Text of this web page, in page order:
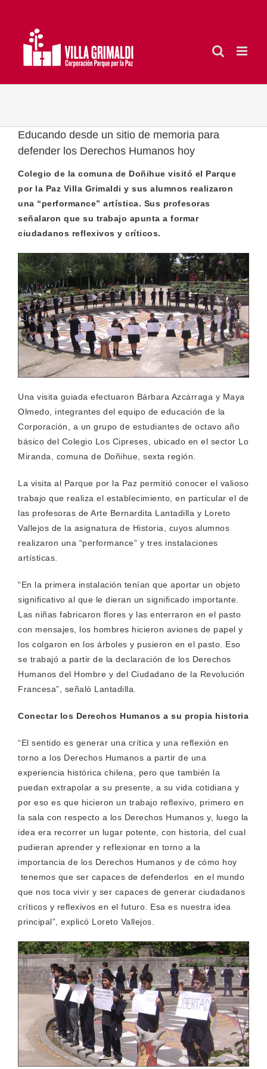
contenido
Educando desde un sitio de memoria para
defender los Derechos Humanos hoy
Colegio de la comuna de Doñihue visitó el Parque
por la Paz Villa Grimaldi y sus alumnos realizaron
una “performance” artística. Sus profesoras
señalaron que su trabajo apunta a formar
ciudadanos reflexivos y críticos.
Una visita guiada efectuaron Bárbara Azcárraga y Maya
Olmedo, integrantes del equipo de educación de la
Corporación, a un grupo de estudiantes de octavo año
básico del Colegio Los Cipreses, ubicado en el sector Lo
Miranda, comuna de Doñihue, sexta región.
La visita al Parque por la Paz permitió conocer el valioso
trabajo que realiza el establecimiento, en particular el de
las profesoras de Arte Bernardita Lantadilla y Loreto
Vallejos de la asignatura de Historia, cuyos alumnos
realizaron una “performance” y tres instalaciones
artísticas.
“En la primera instalación tenían que aportar un objeto
significativo al que le dieran un significado importante.
Las niñas fabricaron flores y las enterraron en el pasto
con mensajes, los hombres hicieron aviones de papel y
los colgaron en los árboles y pusieron en el pasto. Eso
se trabajó a partir de la declaración de los Derechos
Humanos del Hombre y del Ciudadano de la Revolución
Francesa”, señaló Lantadilla.
Conectar los Derechos Humanos a su propia historia
“El sentido es generar una crítica y una reflexión en
torno a los Derechos Humanos a partir de una
experiencia histórica chilena, pero que también la
puedan extrapolar a su presente, a su vida cotidiana y
por eso es que hicieron un trabajo reflexivo, primero en
la sala con respecto a los Derechos Humanos y, luego la
idea era recorrer un lugar potente, con historia, del cual
pudieran aprender y reflexionar en torno a la
importancia de los Derechos Humanos y de cómo hoy
tenemos que ser capaces de defenderlos en el mundo
que nos toca vivir y ser capaces de generar ciudadanos
críticos y reflexivos en el futuro. Esa es nuestra idea
principal”, explicó Loreto Vallejos.